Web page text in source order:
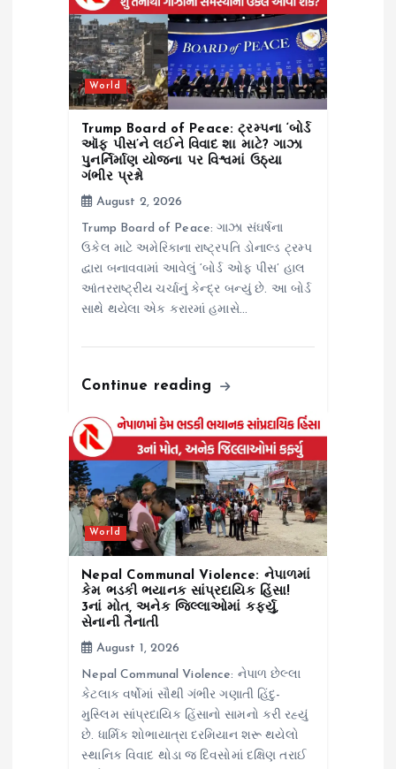
World
Trump Board of Peace: ટ્રમ્પના ‘બોર્ડ
ઑફ પીસ’ને લઈને વિવાદ શા માટે? ગાઝા
પુનર્નિર્માણ યોજના પર વિશ્વમાં ઉઠ્યા
ગંભીર પ્રશ્નો
August 2, 2026
Trump Board of Peace: ગાઝા સંઘર્ષના
ઉકેલ માટે અમેરિકાના રાષ્ટ્રપતિ ડોનાલ્ડ ટ્રમ્પ
દ્વારા બનાવવામાં આવેલું ‘બોર્ડ ઓફ પીસ’ હાલ
આંતરરાષ્ટ્રીય ચર્ચાનું કેન્દ્ર બન્યું છે. આ બોર્ડ
સાથે થયેલા એક કરારમાં હમાસે…
Continue reading
World
Nepal Communal Violence: નેપાળમાં
કેમ ભડકી ભયાનક સાંપ્રદાયિક હિંસા!
3નાં મોત, અનેક જિલ્લાઓમાં કર્ફ્યુ,
સેનાની તૈનાતી
August 1, 2026
Nepal Communal Violence: નેપાળ છેલ્લા
કેટલાક વર્ષોમાં સૌથી ગંભીર ગણાતી હિંદુ-
મુસ્લિમ સાંપ્રદાયિક હિંસાનો સામનો કરી રહ્યું
છે. ધાર્મિક શોભાયાત્રા દરમિયાન શરૂ થયેલો
સ્થાનિક વિવાદ થોડા જ દિવસોમાં દક્ષિણ તરાઈ